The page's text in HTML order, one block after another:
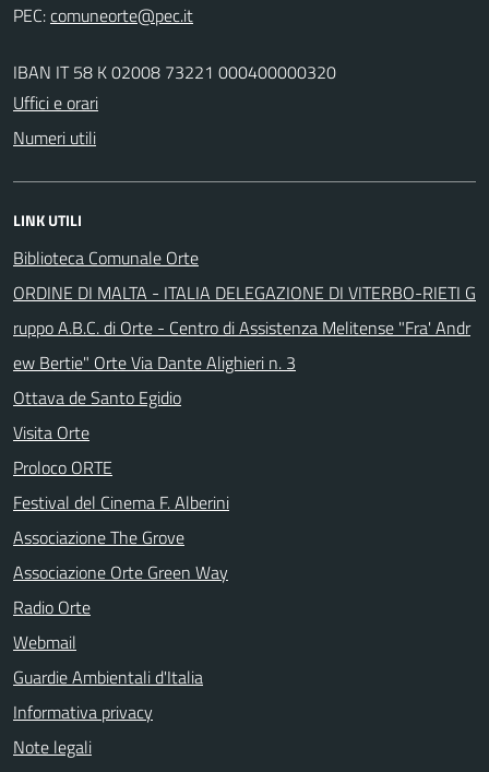
PEC:
IBAN IT 58 K 02008 73221 000400000320
Uffici e orari
Numeri utili
LINK UTILI
Biblioteca Comunale Orte
ORDINE DI MALTA - ITALIA DELEGAZIONE DI VITERBO-RIETI G
ruppo A.B.C. di Orte - Centro di Assistenza Melitense "Fra' Andr
ew Bertie" Orte Via Dante Alighieri n. 3
Ottava de Santo Egidio
Visita Orte
Proloco ORTE
Festival del Cinema F. Alberini
Associazione The Grove
Associazione Orte Green Way
Radio Orte
Webmail
Guardie Ambientali d'Italia
Informativa privacy
Note legali